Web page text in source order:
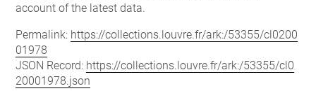
account of the latest data.
Permalink: https://collections.louvre.fr/ark:/53355/cl0200
01978
JSON Record: https://collections.louvre.fr/ark:/53355/cl0
20001978.json